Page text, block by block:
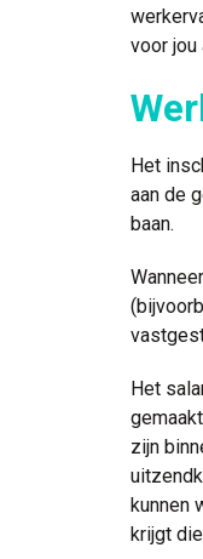
voor jou
Het
aan de
baan.
Het
zijn
kunnen
krijgt